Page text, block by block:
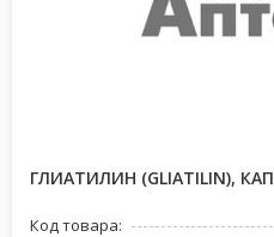
ГЛИАТИЛИН (GLIATILIN),
Код товара: